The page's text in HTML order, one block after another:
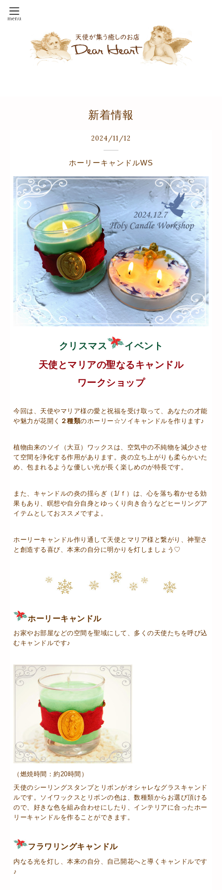
新着情報
2024/11 /12
ホーリーキャンドルWS
クリスマス
イベント
天使とマリアの聖なるキャンドル
ワークショップ
今回は、天使やマリア様の愛と祝福を受け取って、あなたの才能
や魅力が花開く ２種類のホーリー☆ソイキャンドルを作ります♪
植物由来のソイ（大豆）ワックスは、空気中の不純物を減少させ
て空間を浄化する作用があります。炎の立ち上がりも柔らかいた
め、包まれるような優しい光が長く楽しめのが特長です。
また、キャンドルの炎の揺らぎ（1/ｆ）は、心を落ち着かせる効
果もあり、瞑想や自分自身とゆっくり向き合うなどヒーリングア
イテムとしておススメですよ。
ホーリーキャンドル作り通して天使とマリア様と繋がり、神聖さ
と創造する喜び、本来の自分に明かりを灯しましょう♡
ホーリーキャンドル
お家やお部屋などの空間を聖域にして、多くの天使たちを呼び込
むキャンドルです♪
（燃焼時間：約20時間）
天使のシーリングスタンプとリボンがオシャレなグラスキャンド
ルです。ソイワックスとリボンの色は、数種類からお選び頂ける
ので、好きな色を組み合わせにしたり、インテリアに合ったホー
リーキャンドルを作ることができます。
フラワリングキャンドル
内なる光を灯し、本来の自分、自己開花へと導くキャンドルです
♪